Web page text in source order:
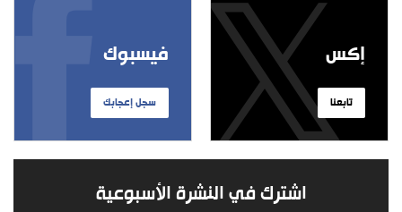
فيسبوك
سجل إعجابك
إكس
تابعنا
اشترك في النشرة الأسبوعية